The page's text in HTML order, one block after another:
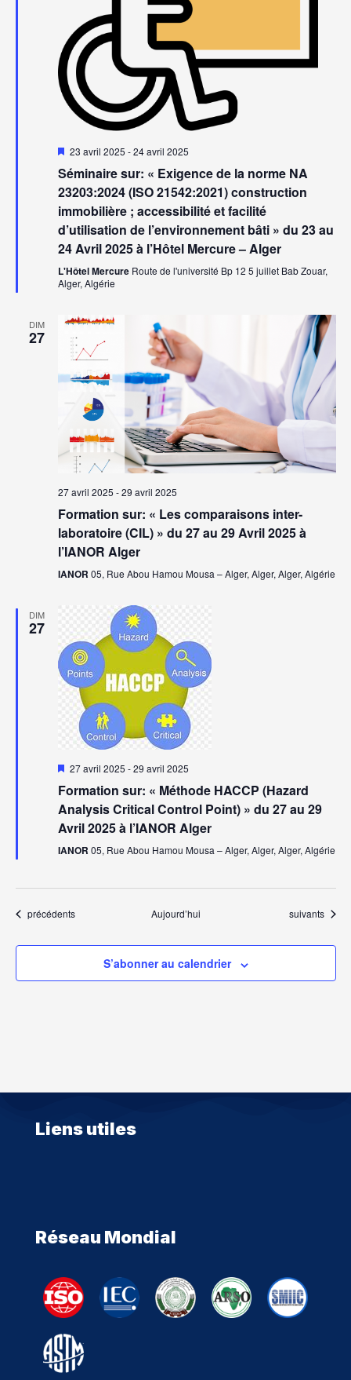
Mis
avant
23 avril 2025 -24 avril 2025
Séminaire sur: « Exigence de la norme NA
23203:2024 (ISO 21542:2021) construction
immobilière ; accessibilité et facilité
d’utilisation de l’environnement bâti » du 23 au
24 Avril 2025 à l’Hôtel Mercure – Alger
L'Hôtel Mercure Route de l'université Bp 12 5 juillet Bab Zouar,
Alger, Algérie
DIM
27
27 avril 2025 -29 avril 2025
Formation sur: « Les comparaisons inter-
laboratoire (CIL) » du 27 au 29 Avril 2025 à
l’IANOR Alger
IANOR 05, Rue Abou Hamou Mousa – Alger, Alger, Alger, Algérie
DIM
27
Mis
avant
27 avril 2025 -29 avril 2025
Formation sur: « Méthode HACCP (Hazard
Analysis Critical Control Point) » du 27 au 29
Avril 2025 à l’IANOR Alger
IANOR 05, Rue Abou Hamou Mousa – Alger, Alger, Alger, Algérie
Évènements
précédents Aujourd’hui Évènements
suivants
S’abonner au calendrier
Liens utiles
Réseau Mondial